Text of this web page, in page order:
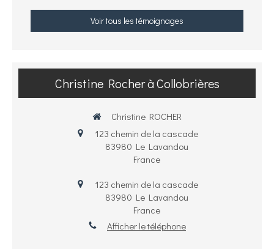
Voir tous les témoignages
Christine Rocher à Collobrières
Christine ROCHER
123 chemin de la cascade
83980 Le Lavandou
France
123 chemin de la cascade
83980 Le Lavandou
France
Afficher le téléphone